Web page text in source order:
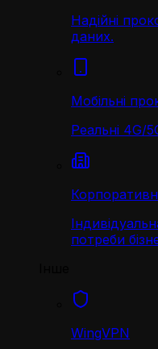
Надійні
даних.
Мобільні
Реальні 4G/
потреби
WingVPN